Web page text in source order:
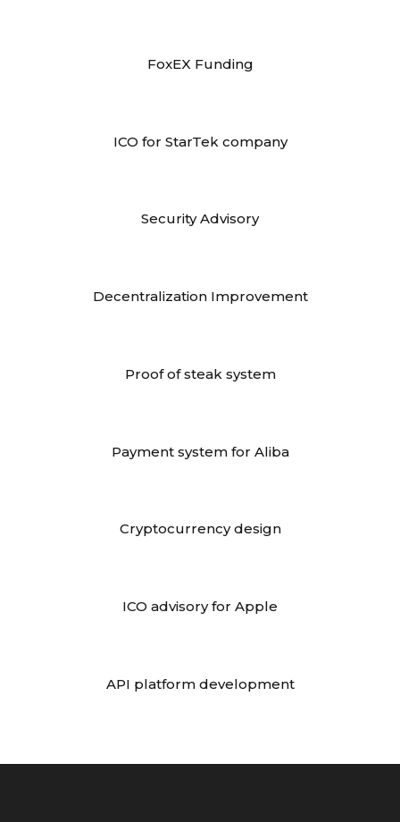
FoxEX Funding
ICO for StarTek company
Security Advisory
Decentralization Improvement
Proof of steak system
Payment system for Aliba
Cryptocurrency design
ICO advisory for Apple
API platform development